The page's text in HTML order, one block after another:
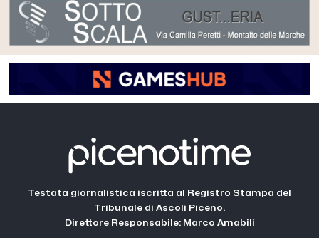
Testata giornalistica iscritta al Registro Stampa del
Tribunale di Ascoli Piceno.
Direttore Responsabile: Marco Amabili